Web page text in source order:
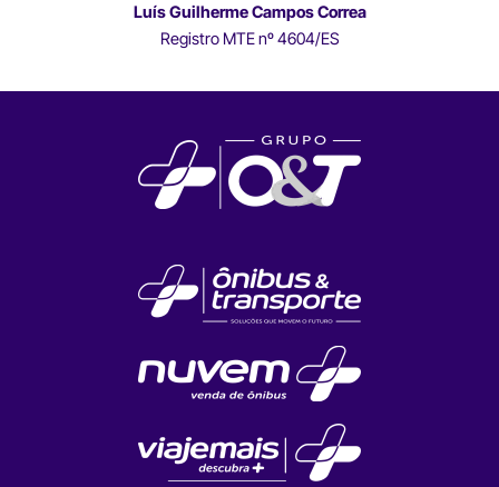
Luís Guilherme Campos Correa
Registro MTE nº 4604/ES